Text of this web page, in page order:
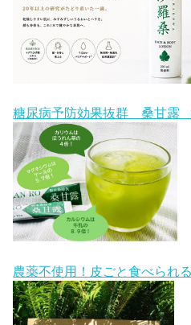
糖尿病予防効果抜群 桑甘露
農薬不使用！皮ごと食べられ